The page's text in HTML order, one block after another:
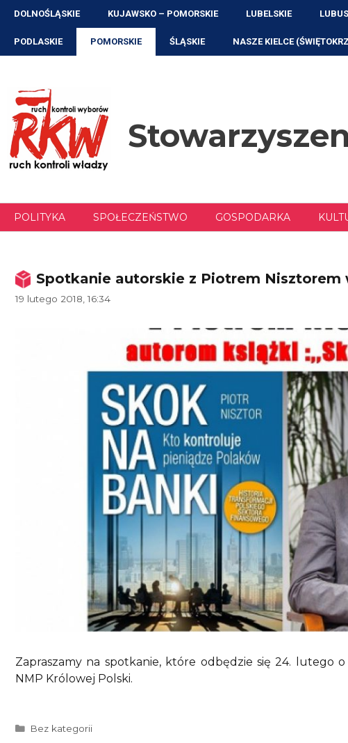
Przejdź
treści
DOLNOŚLĄSKIE KUJAWSKO – POMORSKIE LUBELSKIE
PODLASKIE POMORSKIE ŚLĄSKIE NASZE KIELCE
POLITYKA SPOŁECZEŃSTWO GOSPODARKA
Spotkanie autorskie z Piotrem Nisztorem
19 lutego 2018, 16:34
Zapraszamy na spotkanie, które odbędzie się 24. lutego
NMP Królowej Polski.
Kategorie
Bez kategorii